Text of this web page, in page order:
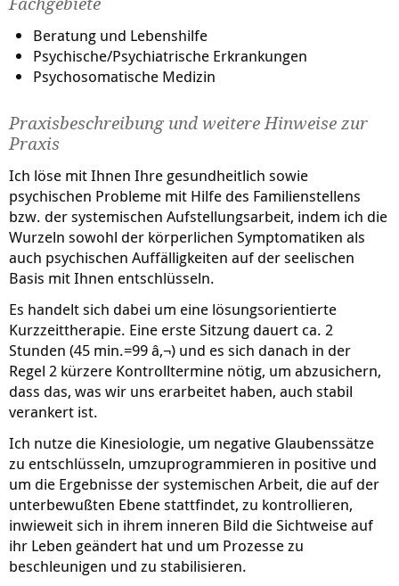
Beratung und Lebenshilfe
Psychische/Psychiatrische Erkrankungen
Psychosomatische Medizin
Praxisbeschreibung und weitere Hinweise zur
Praxis
Ich löse mit Ihnen Ihre gesundheitlich sowie
psychischen Probleme mit Hilfe des Familienstellens
bzw. der systemischen Aufstellungsarbeit, indem ich die
Wurzeln sowohl der körperlichen Symptomatiken als
auch psychischen Auffälligkeiten auf der seelischen
Basis mit Ihnen entschlüsseln.
Es handelt sich dabei um eine lösungsorientierte
Kurzzeittherapie. Eine erste Sitzung dauert ca. 2
Stunden (45 min.=99 â‚¬) und es sich danach in der
Regel 2 kürzere Kontrolltermine nötig, um abzusichern,
dass das, was wir uns erarbeitet haben, auch stabil
verankert ist.
Ich nutze die Kinesiologie, um negative Glaubenssätze
zu entschlüsseln, umzuprogrammieren in positive und
um die Ergebnisse der systemischen Arbeit, die auf der
unterbewußten Ebene stattfindet, zu kontrollieren,
inwieweit sich in ihrem inneren Bild die Sichtweise auf
ihr Leben geändert hat und um Prozesse zu
beschleunigen und zu stabilisieren.